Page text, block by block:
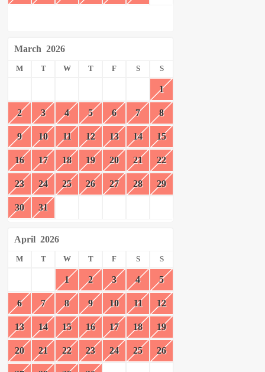
March 2026
M T W T F S S
1
2 3 4 5 6 7 8
9 10 11 12 13 14 15
16 17 18 19 20 21 22
23 24 25 26 27 28 29
30 31
April 2026
M T W T F S S
1 2 3 4 5
6 7 8 9 10 11 12
13 14 15 16 17 18 19
20 21 22 23 24 25 26